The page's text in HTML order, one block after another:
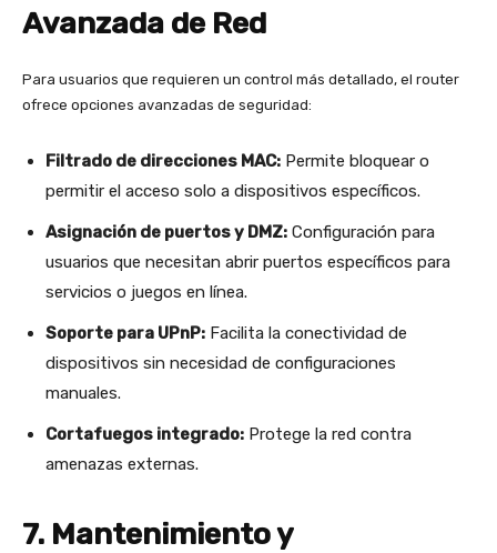
Avanzada de Red
Para usuarios que requieren un control más detallado, el router
ofrece opciones avanzadas de seguridad:
Filtrado de direcciones MAC: Permite bloquear o
permitir el acceso solo a dispositivos específicos.
Asignación de puertos y DMZ: Configuración para
usuarios que necesitan abrir puertos específicos para
servicios o juegos en línea.
Soporte para UPnP: Facilita la conectividad de
dispositivos sin necesidad de configuraciones
manuales.
Cortafuegos integrado: Protege la red contra
amenazas externas.
7. Mantenimiento y